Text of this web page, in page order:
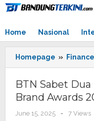
Skip
Home
Nasional
Homepage » Finance
BTN Sabet
Brand Awards
June 15, 2025
by
-
7 Views